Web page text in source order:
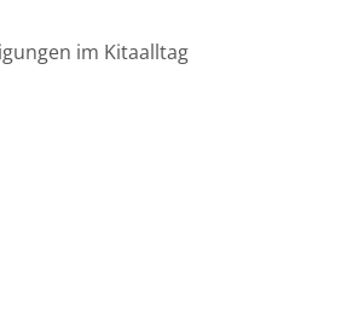
im Kitaalltag